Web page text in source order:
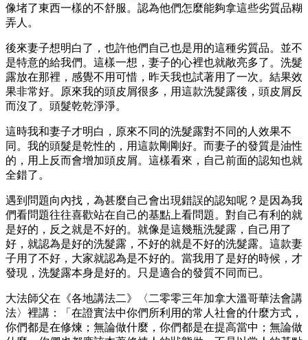
像堵了東西一樣的不舒服。認為他們怎麼能夠拿這些劣質品糊
弄人。
後來妻子想明白了，也許他們自己也是用的這種劣質品。並不
是特意的給我們。這樣一想，妻子的心裡也就敞亮多了。洗髮
露放在那裡，感覺不用可惜，昨天我也試著用了一次。結果效
果非常好。原來我的頭皮屑很多，用這款洗髮露後，頭皮屑反
而沒了。頭髮乾乾淨淨。
這時我和妻子才明白，原來不同的洗髮露對不同的人效果不
同。我的頭髮是乾性的，用這款剛剛好。而妻子的發質是油性
的，用上反而會增加頭皮屑。這樣看來，自己前面的認知也就
全錯了。
遇到問題向內找，為甚麼自己會出現錯誤的認知呢？是因為我
們看問題往往喜歡站在自己的基點上看問題。對自己有利的就
是好的，反之就是不好的。就像是這幾瓶洗髮露，自己用了
好，就認為是好的洗髮露，不好的就是不好的洗髮露。這款妻
子用了不好，大家就認為是不好的。當我用了是好的時候，才
發現，洗髮露本身是好的。只是適合的發質不同而已。
大法師父在《各地講法二》〈二零零三年加拿大溫哥華法會講
法〉裡講：「在證實法中你們所利用的常人社會的什麼方式，
你們都是在修煉；無論做什麼，你們都是在提高當中；無論做